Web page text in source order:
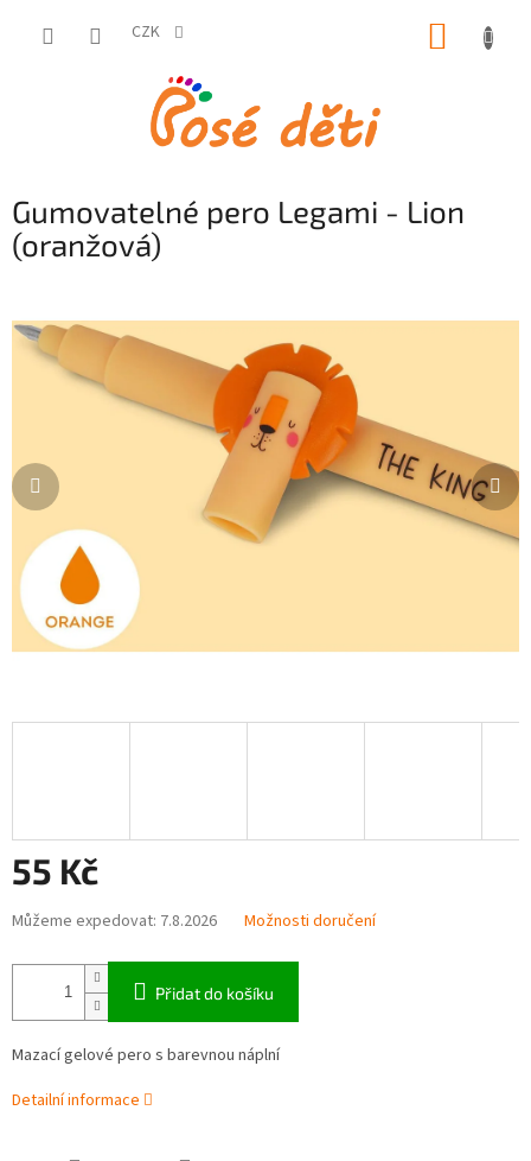
CZK
Gumovatelné pero Legami - Lion
(oranžová)
55 Kč
Měrná
cena:
Můžeme expedovat: 7.8.2026 Možnosti doručení
Přidat do košíku
Mazací gelové pero s barevnou náplní
Detailní informace